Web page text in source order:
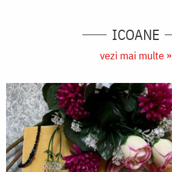
ICOANE
vezi mai multe »